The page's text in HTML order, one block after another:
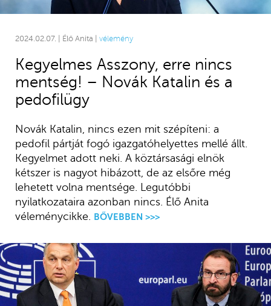
2024.02.07. | Élő Anita | vélemény
Kegyelmes Asszony, erre nincs
mentség! – Novák Katalin és a
pedofilügy
Novák Katalin, nincs ezen mit szépíteni: a
pedofil pártját fogó igazgatóhelyettes mellé állt.
Kegyelmet adott neki. A köztársasági elnök
kétszer is nagyot hibázott, de az elsőre még
lehetett volna mentsége. Legutóbbi
nyilatkozataira azonban nincs. Élő Anita
véleménycikke.
BŐVEBBEN >>>